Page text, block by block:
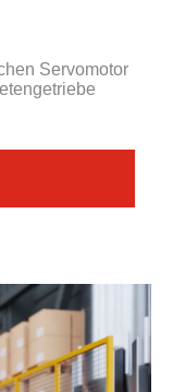
Servomotor